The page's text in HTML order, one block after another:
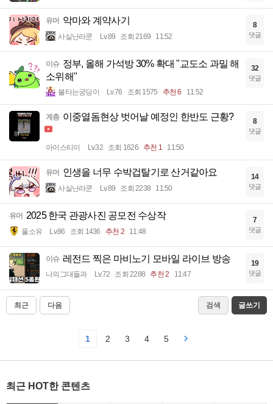
유머 악마와 계약사기
사실난라쿤 Lv.89 조회 2169 11:52
8
댓글
이슈 정부, 올해 가석방 30% 확대 "교도소 과밀 해
소위해"
불타는궁딩이 Lv.76 조회 1575 추천 6 11:52
32
댓글
계층 이중열돔현상 벗어날 예정인 한반도 근황?
아이스티이 Lv.32 조회 1626 추천 1 11:50
8
댓글
유머 인생을 너무 수박겁탈기로 산거같아요
사실난라쿤 Lv.89 조회 2238 11:50
14
댓글
유머 2025 한국 관광사진 공모전 수상작
풀소유 Lv.86 조회 1436 추천 2 11:48
7
댓글
이슈 레전드 찍은 마비노기 모바일 라이브 방송
나의그대들과 Lv.72 조회 2288 추천 2 11:47
19
댓글
최근 다음 검색 글쓰기
1 2 3 4 5
최근 HOT한 콘텐츠